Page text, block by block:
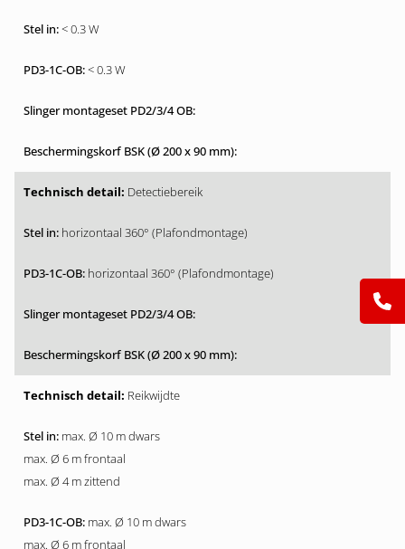
< 0.3 W
< 0.3 W
Detectiebereik
horizontaal 360° (Plafondmontage)
horizontaal 360° (Plafondmontage)
Reikwijdte
max. Ø 10 m dwars
max. Ø 6 m frontaal
max. Ø 4 m zittend
max. Ø 10 m dwars
max. Ø 6 m frontaal